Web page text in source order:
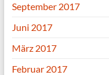
September 2017
Juni 2017
März 2017
Februar 2017